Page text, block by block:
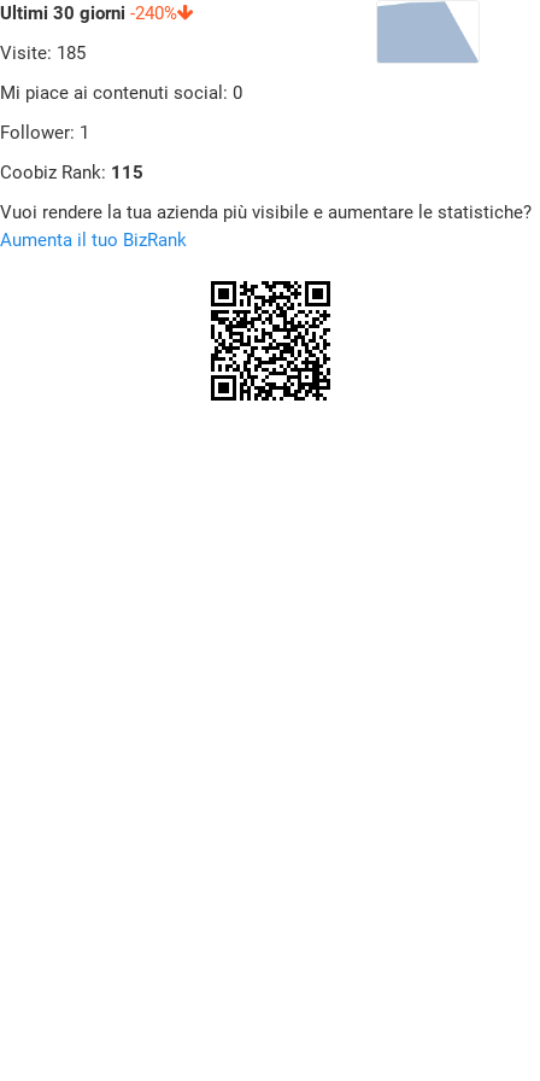
Ultimi 30 giorni -240%
Visite: 185
Mi piace ai contenuti social: 0
Follower: 1
Coobiz Rank: 115
Vuoi rendere la tua azienda più visibile e aumentare le statistiche?
Aumenta il tuo BizRank